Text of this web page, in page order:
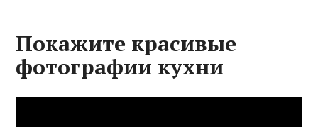
Покажите красивые
фотографии кухни